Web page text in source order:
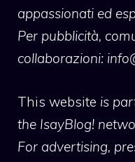
appassionati ed
Per pubblicità,
collaborazioni:
This website is
the IsayBlog!
For advertising,